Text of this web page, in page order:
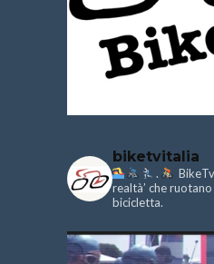
biketvitalia
.
realtà’ che
bicicletta.